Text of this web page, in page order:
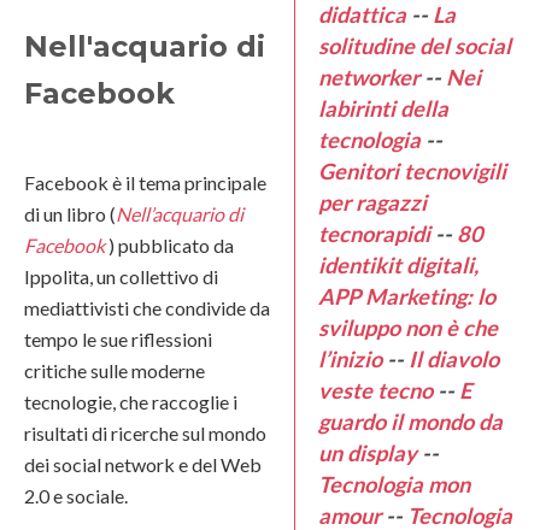
didattica --La
solitudine del social
networker-- Nei
labirinti della
tecnologia --
Genitori tecnovigili
per ragazzi
tecnorapidi-- 80
identikit digitali,
APP Marketing: lo
sviluppo non è che
l’inizio -- Il diavolo
veste tecno -- E
guardo ilmondo da
un display --
Tecnologia mon
amour-- Tecnologia
Nell'acquario di
Facebook
Facebook è il tema principale
di un libro (Nell’acquario di
Facebook) pubblicato da
Ippolita, un collettivo di
mediattivisti che condivide da
tempo le sue riflessioni
critiche sulle moderne
tecnologie, che raccoglie i
risultati di ricerche sul mondo
dei social network e del Web
2.0 e sociale.